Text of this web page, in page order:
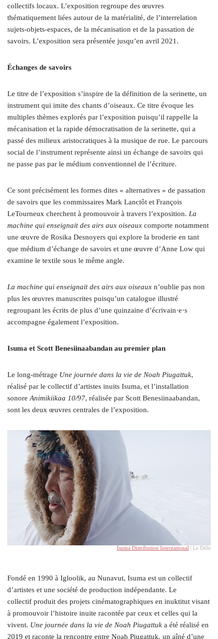
collectifs locaux. L’exposition regroupe des œuvres
thématiquement liées autour de la matérialité, de l’interrelation
sujets-objets-espaces, de la mécanisation et de la passation de
savoirs. L’exposition sera présentée jusqu’en avril 2021.
Échanges de savoirs
Le titre de l’exposition s’inspire de la définition de la serinette, un
instrument qui imite des chants d’oiseaux. Ce titre évoque les
multiples thèmes explorés par l’exposition puisqu’il rappelle la
mécanisation et la rapide démocratisation de la serinette, qui a
passé des milieux aristocratiques à la musique de rue. Le parcours
social de l’instrument représente ainsi un échange de savoirs qui
ne passe pas par le médium conventionnel de l’écriture.
Ce sont précisément les formes dites « alternatives » de passation
de savoirs que les commissaires Mark Lanctôt et François
LeTourneux cherchent à promouvoir à travers l’exposition. La
machine qui enseignait des airs aux oiseaux comporte notamment
une œuvre de Rosika Desnoyers qui explore la broderie en tant
que médium d’échange de savoirs et une œuvre d’Anne Low qui
examine le textile sous le même angle.
La machine qui enseignait des airs aux oiseaux n’oublie pas non
plus les œuvres manuscrites puisqu’un catalogue illustré
regroupant les écrits de plus d’une quinzaine d’écrivain·e·s
accompagne également l’exposition.
Isuma et Scott Benesiinaabandan au premier plan
Le long-métrage Une journée dans la vie de Noah Piugattuk,
réalisé par le collectif d’artistes inuits Isuma, et l’installation
sonoreAnimikiikaa 10/97, réalisée par Scott Benesiinaabandan,
sont les deux œuvres centrales de l’exposition.
Isuma Distribution International | Le Délit
Fondé en 1990 à Igloolik, au Nunavut, Isuma est un collectif
d’artistes et une société de production indépendante. Le
collectif produit des projets cinématographiques en inuktitut visant
à promouvoir l’histoire inuite racontée par ceux et celles qui la
vivent. Une journée dans la vie de Noah Piugattuk a été réalisé en
2019 et raconte la rencontre entre Noah Piugattuk, un aîné d’une